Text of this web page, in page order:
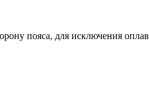
пояса, для исключения